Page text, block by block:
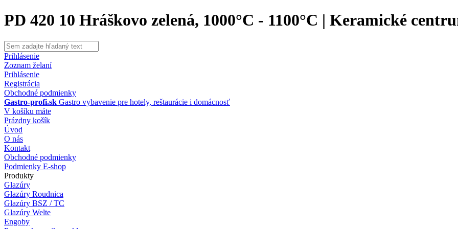
PD 420 10 Hráškovo zelená, 1000°C - 1100°C | Keramické
Prihlásenie
Zoznam želaní
Prihlásenie
Registrácia
Obchodné podmienky
Gastro-profi.sk Gastro vybavenie pre hotely, reštaurácie i domácnosť
V košíku máte
Prázdny košík
Úvod
O nás
Kontakt
Obchodné podmienky
Podmienky E-shop
Produkty
Glazúry
Glazúry Roudnica
Glazúry BSZ / TC
Glazúry Welte
Engoby